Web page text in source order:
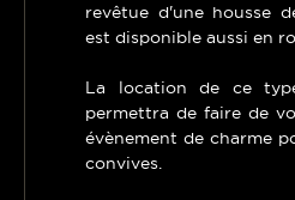
revêtue d'une housse
est disponible aussi en
La location de ce
permettra de faire de
évènement de charme
convives.